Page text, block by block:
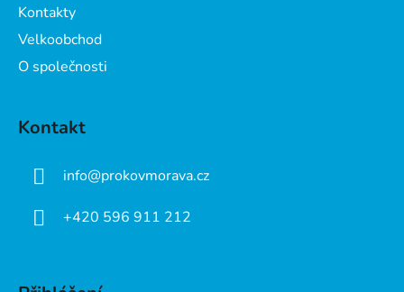
Kontakty
Velkoobchod
O společnosti
Kontakt
info@prokovmorava.cz
+420 596 911 212